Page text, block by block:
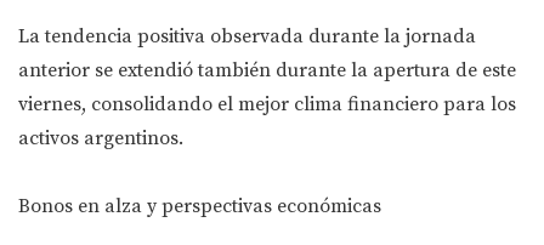
La tendencia positiva observada durante la jornada
anterior se extendió también durante la apertura de este
viernes, consolidando el mejor clima financiero para los
activos argentinos.
Bonos en alza y perspectivas económicas